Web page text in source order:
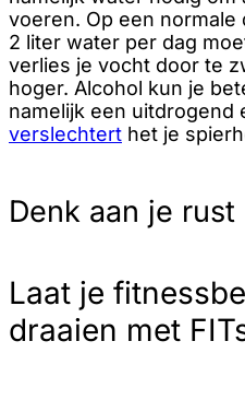
voeren. Op een normale
2 liter water per dag
verlies je vocht door te
hoger. Alcohol kun je
namelijk een uitdrogend
verslechtert het je
Denk aan je rust
Laat je
draaien met